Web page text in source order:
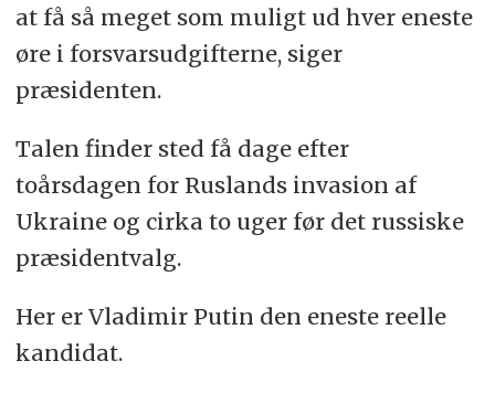
at få så meget som muligt ud hver eneste
øre i forsvarsudgifterne, siger
præsidenten.
Talen finder sted få dage efter
toårsdagen for Ruslands invasion af
Ukraine og cirka to uger før det russiske
præsidentvalg.
Her er Vladimir Putin den eneste reelle
kandidat.